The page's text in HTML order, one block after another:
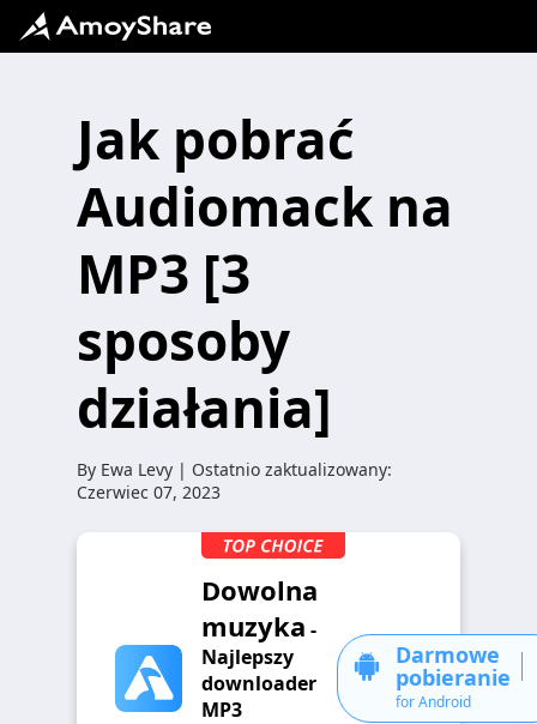
Jak pobrać
Audiomack na
MP3 [3
sposoby
działania]
By Ewa Levy | Ostatnio zaktualizowany:
Czerwiec 07, 2023
Dowolna
muzyka -
Najlepszy
downloader
MP3
Darmowe
pobieranie
for Android